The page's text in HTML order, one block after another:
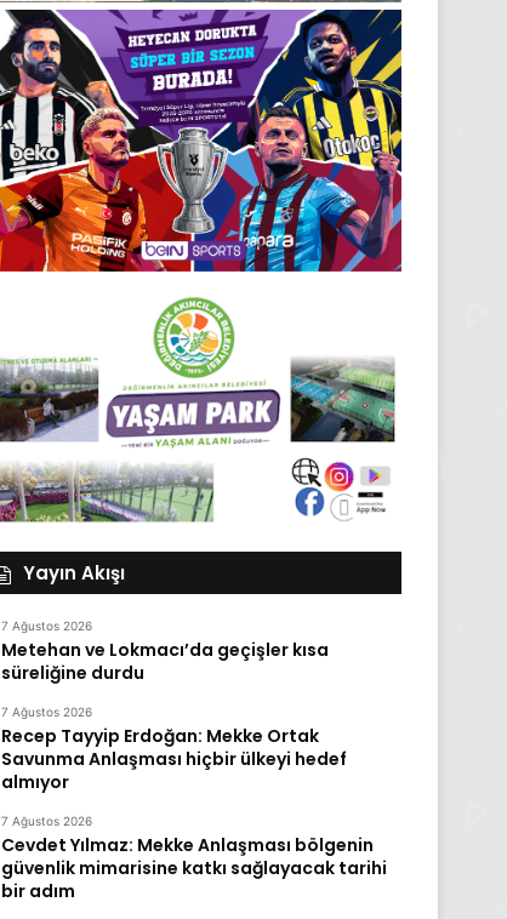
Yayın Akışı
7 Ağustos 2026
Metehan ve Lokmacı’da geçişler kısa
süreliğine durdu
7 Ağustos 2026
Recep Tayyip Erdoğan: Mekke Ortak
Savunma Anlaşması hiçbir ülkeyi hedef
almıyor
7 Ağustos 2026
Cevdet Yılmaz: Mekke Anlaşması bölgenin
güvenlik mimarisine katkı sağlayacak tarihi
bir adım